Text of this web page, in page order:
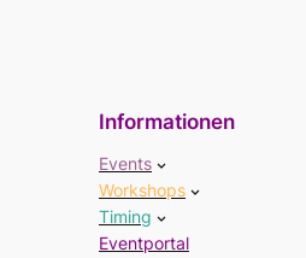
Informationen
Events
Workshops
Timing
Eventportal